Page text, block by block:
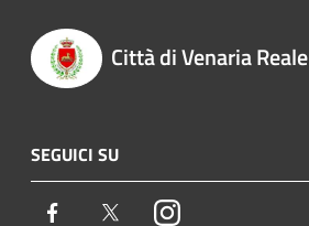
Città di Venaria Reale
SEGUICI SU
Facebook TwitterInstagram